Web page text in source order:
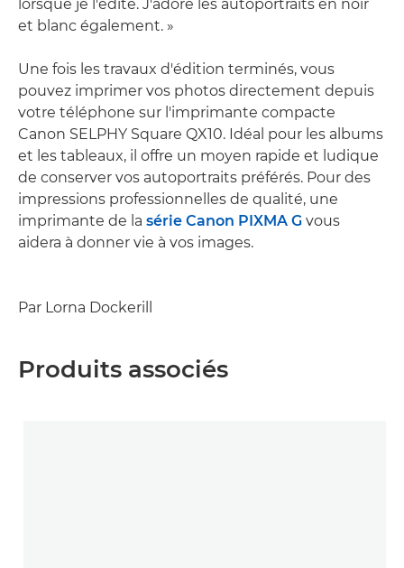
lorsque je l'édite. J'adore les autoportraits en noir
et blanc également. »
Une fois les travaux d'édition terminés, vous
pouvez imprimer vos photos directement depuis
votre téléphone sur l'imprimante compacte
Canon SELPHY Square QX10. Idéal pour les albums
et les tableaux, il offre un moyen rapide et ludique
de conserver vos autoportraits préférés. Pour des
impressions professionnelles de qualité, une
imprimante de la série Canon PIXMA G vous
aidera à donner vie à vos images.
Par Lorna Dockerill
Produits associés